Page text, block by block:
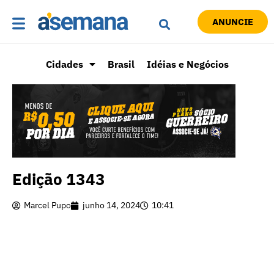
ANUNCIE
Cidades Brasil Idéias e Negócios
Edição 1343
Marcel Pupo junho 14, 2024 10:41